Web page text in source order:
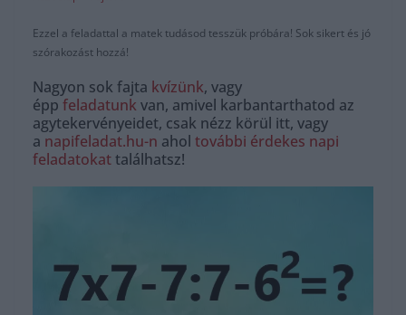
Ezzel a feladattal a matek tudásod tesszük próbára! Sok sikert és jó
szórakozást hozzá!
Nagyon sok fajta kvízünk, vagy
épp feladatunk van, amivel karbantarthatod az
agytekervényeidet, csak nézz körül itt, vagy
a napifeladat.hu-n ahol további érdekes napi
feladatokattalálhatsz!